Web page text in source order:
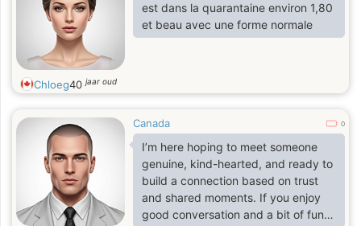
est dans la quarantaine environ 1,80
et beau avec une forme normale
Chloeg40jaar oud
Canada 0
I’m here hoping to meet someone
genuine, kind-hearted, and ready to
build a connection based on trust
and shared moments. If you enjoy
good conversation and a bit of fun,